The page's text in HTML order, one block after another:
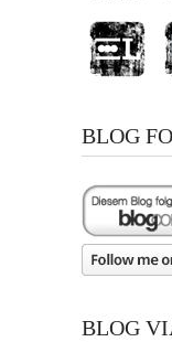
BLOG
BLOG